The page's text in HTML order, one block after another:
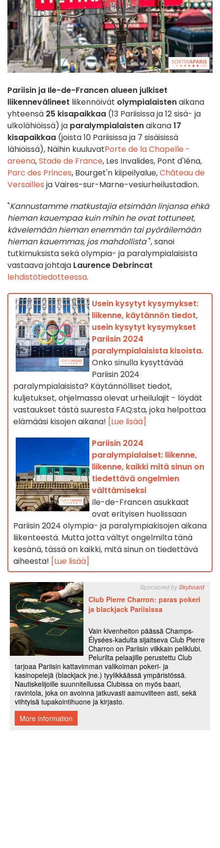
Pariisin ja Ile-de-Francen alueen julkiset
liikennevälineet liikennöivät olympialaistenaikana
yhteensä 25 kisapaikkaa (13 Pariisissa ja 12 sisä- ja
ulkolähiöissä) ja paralympialaistenaikana17
kisapaikkaa (joista 10 Pariisissa ja 7 sisäisissä
lähiöissä), Näihin kuuluvatPorte de la Chapelle -
areena,Stade de France, Les Invalides, Pont d'Iéna,
Parc des Princes, Bourget'n kiipeilyalue,Château de
Versailles ja Vaires-sur-Marne-vesiurheilustadion.
"Kannustamme matkustajia etsimään linjansa ehkä
hieman kauempaa kuin mihin he ovat tottuneet,
kävelemään hieman enemmän tai pyöräilemään
hieman kauemmas, jos mahdollista", sanoi
tutkimuksista sekä olympia- ja paralympialaisista
vastaava johtaja Laurence Debrincat
lehdistötiedotteessa.
Usein kysytyt kysymykset:
liikenne, käytännön tiedot,
usein kysytyt kysymykset
Pariisin 2024
paralympialaisista kisoista.
Onko sinulla kysyttävää
Pariisin 2024
paralympialaisista? Käytännölliset tiedot,
kuljetukset, ohjelmassa olevat urheilulajit - löydät
vastaukset tästä suuresta FAQ:sta, joka helpottaa
elämääsi kisojen aikana! [Lue lisää]
Pariisin 2024
paralympialaiset: liikenne,
liikenne, kaikki mitä sinun on
tiedettävä ongelmien
välttämiseksi
Ile-de-Francen asukkaat
ovat erityisen huolissaan
Pariisin 2024 olympia- ja paralympiakisojen aikana
liikenteestä. Mutta jotta vältyt ongelmilta tänä
kesänä, tässä on kaikki, mitä sinun on tiedettävä
aiheesta! [Lue lisää]